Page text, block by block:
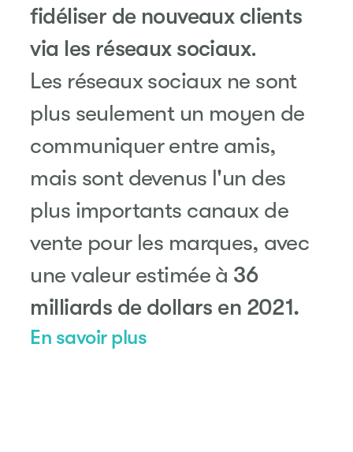
fidéliser de nouveaux clients
via les réseaux sociaux.
Les réseaux sociaux ne sont
plus seulement un moyen de
communiquer entre amis,
mais sont devenus l'un des
plus importants canaux de
vente pour les marques, avec
une valeur estimée à 36
milliards de dollars en 2021.
En savoir plus